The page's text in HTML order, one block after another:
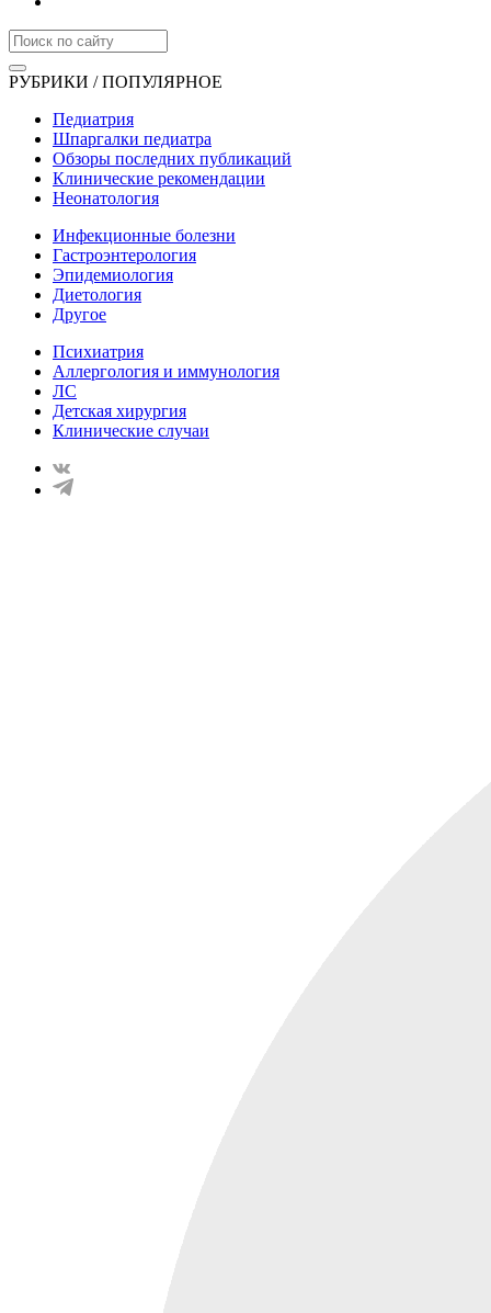
РУБРИКИ / ПОПУЛЯРНОЕ
Педиатрия
Шпаргалки педиатра
Обзоры последних публикаций
Клинические рекомендации
Неонатология
Инфекционные болезни
Гастроэнтерология
Эпидемиология
Диетология
Другое
Психиатрия
Аллергология и иммунология
ЛС
Детская хирургия
Клинические случаи